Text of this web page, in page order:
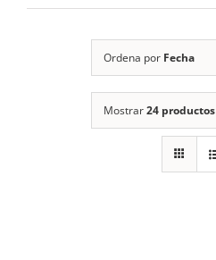
Ordena por Fecha
Mostrar24 productos